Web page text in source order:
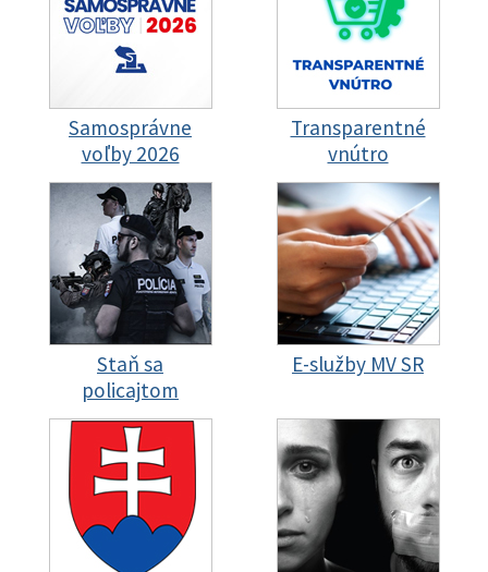
Samosprávne
voľby 2026
Transparentné
vnútro
Staň sa
policajtom
E-služby MV SR